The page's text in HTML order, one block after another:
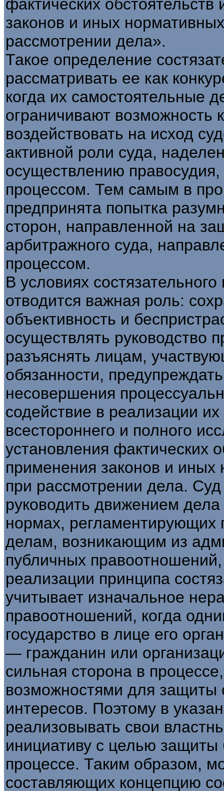
фактических
законов и иных
рассмотрении дела».
Такое определение
рассматривать ее как
когда их самостоятельные
ограничивают возможность
воздействовать на исход
активной роли суда,
осуществлению
процессом. Тем самым в
предпринята попытка
сторон, направленной на
арбитражного суда,
процессом.
В условиях
отводится важная роль:
объективность и
осуществлять руководство
разъяснять лицам,
обязанности,
несовершения
содействие в реализации
всестороннего и полного
установления фактических
применения законов и иных
при рассмотрении дела.
руководить движением
нормах, регламентирующих
делам, возникающим из
публичных
реализации принципа
учитывает изначальное
правоотношений, когда
государство в лице его
— гражданин или
сильная сторона в
возможностями для защиты
интересов. Поэтому в
реализовывать свои
инициативу с целью
процессе. Таким образом,
составляющих концепцию